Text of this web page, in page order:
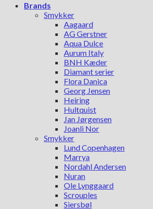
Brands
Smykker
Aagaard
AG Gerstner
Aqua Dulce
Aurum Italy
BNH Kæder
Diamant serier
Flora Danica
Georg Jensen
Heiring
Hultquist
Jan Jørgensen
Joanli Nor
Smykker
Lund Copenhagen
Marrya
Nordahl Andersen
Nuran
Ole Lynggaard
Scrouples
Siersbøl